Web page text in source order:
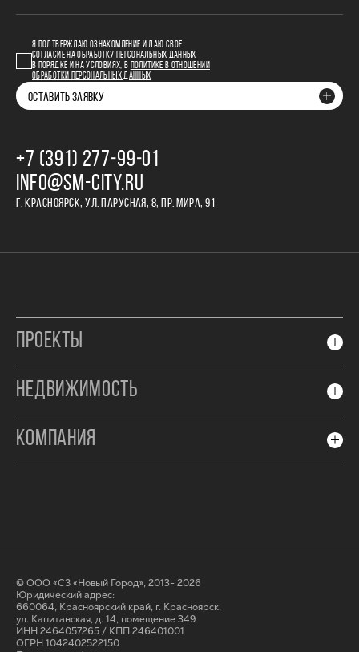
Я ПОДТВЕРЖДАЮ ОЗНАКОМЛЕНИЕ И ДАЮ СВОЕ
СОГЛАСИЕ НА ОБРАБОТКУ ПЕРСОНАЛЬНЫХ ДАННЫХ
В ПОРЯДКЕ И НА УСЛОВИЯХ, В
ПОЛИТИКЕ В ОТНОШЕНИИ
ОБРАБОТКИ ПЕРСОНАЛЬНЫХ ДАННЫХ
ОСТАВИТЬ ЗАЯВКУ
+7 (391) 277‒99‒01
INFO@SM-CITY.RU
Г. КРАСНОЯРСК, УЛ. ПАРУСНАЯ, 8, ПР. МИРА, 91
ПРОЕКТЫ
НЕДВИЖИМОСТЬ
КОМПАНИЯ
© ООО «СЗ «Новый Город», 2013- 2026
Юридический адрес:
660064, Красноярский край, г. Красноярск,
ул. Капитанская, д. 14, помещение 349
ИНН 2464057265 / КПП 246401001
ОГРН 1042402522150